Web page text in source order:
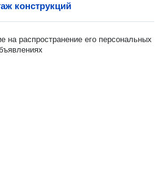
конструкций
на распространение его персональных